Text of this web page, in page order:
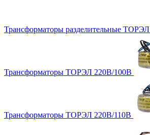
Трансформаторы разделительные ТОРЭЛ
Трансформаторы ТОРЭЛ 220В/100В
Трансформаторы ТОРЭЛ 220В/110В